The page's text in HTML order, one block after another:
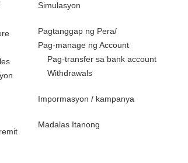
Simulasyon
Pagtanggap ng Pera/
Pag-manage ng Account
Pag-transfer sa bank account
Withdrawals
Impormasyon / kampanya
Madalas Itanong